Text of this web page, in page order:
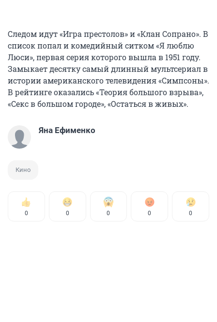
Следом идут «Игра престолов» и «Клан Сопрано». В
список попал и комедийный ситком «Я люблю
Люси», первая серия которого вышла в 1951 году.
Замыкает десятку самый длинный мультсериал в
истории американского телевидения «Симпсоны».
В рейтинге оказались «Теория большого взрыва»,
«Секс в большом городе», «Остаться в живых».
Яна Ефименко
Кино
0 0 0 0 0